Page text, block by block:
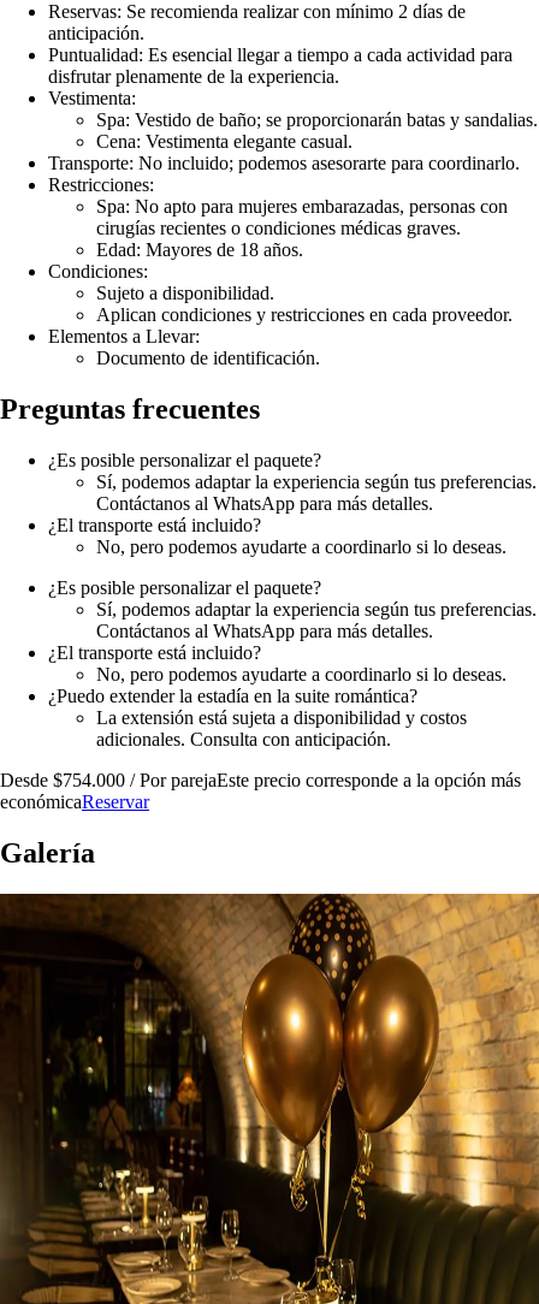
Reservas: Se recomienda realizar con mínimo 2 días de
anticipación.
Puntualidad: Es esencial llegar a tiempo a cada actividad para
disfrutar plenamente de la experiencia.
Vestimenta:
Spa: Vestido de baño; se proporcionarán batas y sandalias.
Cena: Vestimenta elegante casual.
Transporte: No incluido; podemos asesorarte para coordinarlo.
Restricciones:
Spa: No apto para mujeres embarazadas, personas con
cirugías recientes o condiciones médicas graves.
Edad: Mayores de 18 años.
Condiciones:
Sujeto a disponibilidad.
Aplican condiciones y restricciones en cada proveedor.
Elementos a Llevar:
Documento de identificación.
Preguntas frecuentes
¿Es posible personalizar el paquete?
Sí, podemos adaptar la experiencia según tus preferencias.
Contáctanos al WhatsApp para más detalles.
¿El transporte está incluido?
No, pero podemos ayudarte a coordinarlo si lo deseas.
¿Es posible personalizar el paquete?
Sí, podemos adaptar la experiencia según tus preferencias.
Contáctanos al WhatsApp para más detalles.
¿El transporte está incluido?
No, pero podemos ayudarte a coordinarlo si lo deseas.
¿Puedo extender la estadía en la suite romántica?
La extensión está sujeta a disponibilidad y costos
adicionales. Consulta con anticipación.
Desde $754.000 / Por parejaEste precio corresponde a la opción más
económicaReservar
Galería